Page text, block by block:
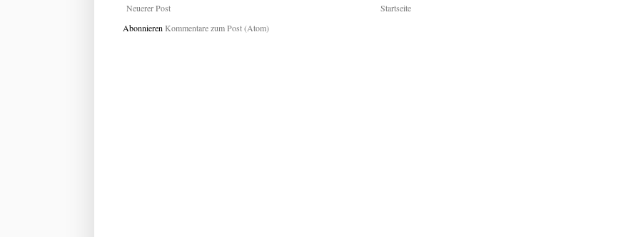
Neuerer Post
Startseite
Abonnieren Kommentare zum Post (Atom)